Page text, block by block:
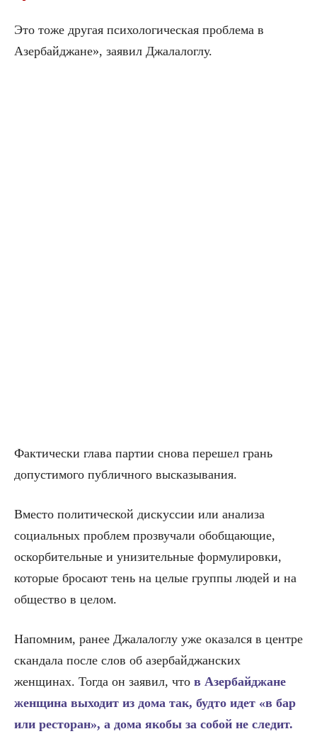
Это тоже другая психологическая проблема в
Азербайджане», заявил Джалалоглу.
Фактически глава партии снова перешел грань
допустимого публичного высказывания.
Вместо политической дискуссии или анализа
социальных проблем прозвучали обобщающие,
оскорбительные и унизительные формулировки,
которые бросают тень на целые группы людей и на
общество в целом.
Напомним, ранее Джалалоглу уже оказался в центре
скандала после слов об азербайджанских
женщинах. Тогда он заявил, что в Азербайджане
женщина выходит из дома так, будто идет «в бар
или ресторан», а дома якобы за собой не следит.